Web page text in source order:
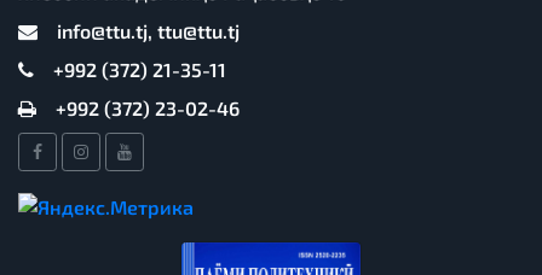
info@ttu.tj, ttu@ttu.tj
+992 (372) 21-35-11
+992 (372) 23-02-46